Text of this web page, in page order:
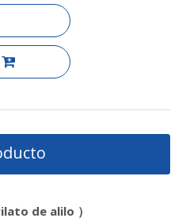
de alilo ）